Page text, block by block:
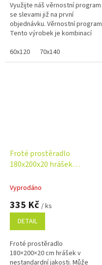
Využijte náš věrnostní program
se slevami již na první
objednávku. Věrnostní program
Tento výrobek je kombinací
napínacího prostěradla.
Prostěradlo...
60x120 70x140
Froté prostěradlo
180x200x20 hrášek
Vyprodáno
335 Kč / ks
DETAIL
Froté prostěradlo
180×200×20 cm hrášek v
nestandardní jakosti. Může